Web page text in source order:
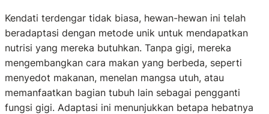
Kendati terdengar tidak biasa, hewan-hewan ini telah
beradaptasi dengan metode unik untuk mendapatkan
nutrisi yang mereka butuhkan. Tanpa gigi, mereka
mengembangkan cara makan yang berbeda, seperti
menyedot makanan, menelan mangsa utuh, atau
memanfaatkan bagian tubuh lain sebagai pengganti
fungsi gigi. Adaptasi ini menunjukkan betapa hebatnya